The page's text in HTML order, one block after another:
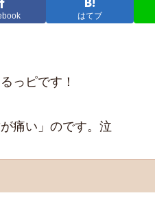
はてブ
っピです！
痛い」のです。泣